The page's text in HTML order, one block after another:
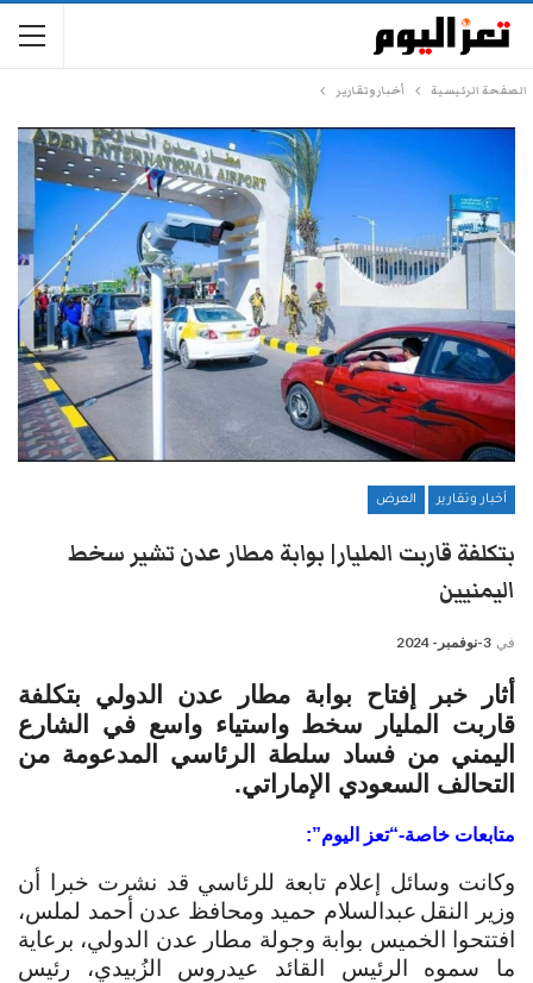
الصفحة الرئيسية أخبار وتقارير
أخبار وتقارير العرض
بتكلفة قاربت المليار| بوابة مطار عدن تشير سخط
اليمنيين
في 3-نوفمبر- 2024
أثار خبر إفتاح بوابة مطار عدن الدولي بتكلفة
قاربت المليار سخط واستياء واسع في الشارع
اليمني من فساد سلطة الرئاسي المدعومة من
التحالف السعودي الإماراتي.
متابعات خاصة-“تعز اليوم”:
وكانت وسائل إعلام تابعة للرئاسي قد نشرت خبرا أن
وزير النقل عبدالسلام حميد ومحافظ عدن أحمد لملس،
افتتحوا الخميس بوابة وجولة مطار عدن الدولي، برعاية
ما سموه الرئيس القائد عيدروس الزُبيدي، رئيس